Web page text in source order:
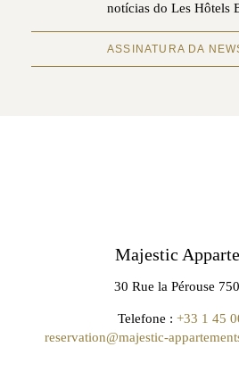
notícias do Les Hôtels
ASSINATURA DA
Majestic
30 Rue la Pérouse
Telefone :+33 1 45
reservation@majestic-